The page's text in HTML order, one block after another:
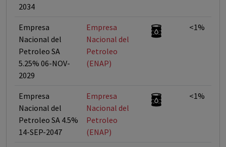
2034
Empresa
Nacional del
Petroleo SA
5.25% 06-NOV-
2029
Empresa
Nacional del
Petroleo
(ENAP)
<1%
Empresa
Nacional del
Petroleo SA 4.5%
14-SEP-2047
Empresa
Nacional del
Petroleo
(ENAP)
<1%